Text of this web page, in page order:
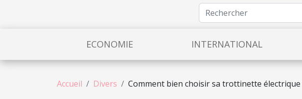
ECONOMIE INTERNATIONAL
Accueil Divers Comment bien choisir sa trottinette électrique